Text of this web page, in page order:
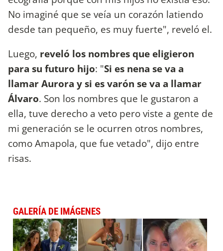
No imaginé que se veía un corazón latiendo
desde tan pequeño, es muy fuerte", reveló el.
Luego, reveló los nombres que eligieron
para su futuro hijo: "Si es nena se va a
llamar Aurora y si es varón se va a llamar
Álvaro. Son los nombres que le gustaron a
ella, tuve derecho a veto pero viste a gente de
mi generación se le ocurren otros nombres,
como Amapola, que fue vetado", dijo entre
risas.
GALERÍA DE IMÁGENES